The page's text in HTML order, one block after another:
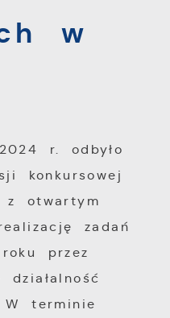
w
r. odbyło
konkursowej
z otwartym
zadań
przez
W terminie
ilości
na uzyskanie
oraz
wśród
informacje są
pliki
wszystkich
cookies
informacje i
komunikatów na
upodobań oraz
przeglądanej
promocyjne